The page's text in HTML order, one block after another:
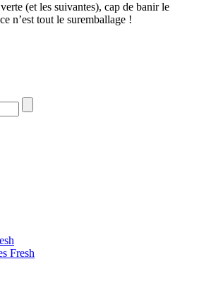
(et les suivantes), cap de banir le
n’est tout le suremballage !
Fresh